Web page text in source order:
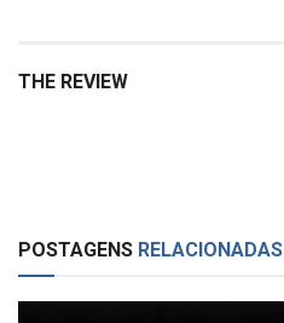
THE REVIEW
POSTAGENS RELACIONADAS